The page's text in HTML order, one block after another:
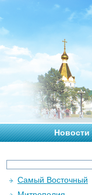
Новости
Самый Восточный